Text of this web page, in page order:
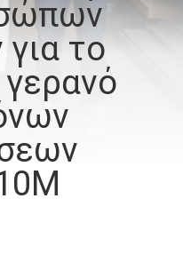
το